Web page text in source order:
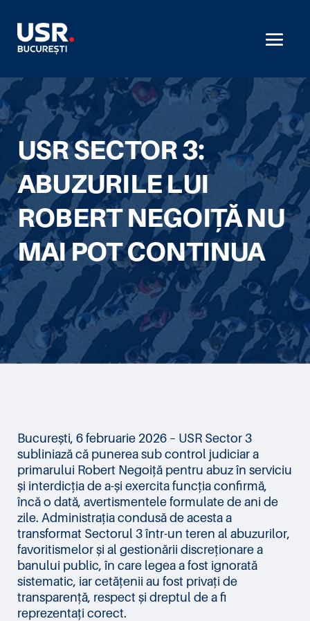
USR SECTOR 3:
ABUZURILE LUI
ROBERT NEGOIȚĂ NU
MAI POT CONTINUA
București, 6 februarie 2026 – USR Sector 3
subliniază că punerea sub control judiciar a
primarului Robert Negoiță pentru abuz în serviciu
și interdicția de a-și exercita funcția confirmă,
încă o dată, avertismentele formulate de ani de
zile. Administrația condusă de acesta a
transformat Sectorul 3 într-un teren al abuzurilor,
favoritismelor și al gestionării discreționare a
banului public, în care legea a fost ignorată
sistematic, iar cetățenii au fost privați de
transparență, respect și dreptul de a fi
reprezentați corect.